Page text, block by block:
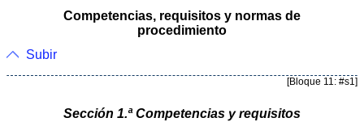
Competencias, requisitos y normas de
procedimiento
Subir
[Bloque 11: #s1]
Sección 1.ª Competencias y requisitos